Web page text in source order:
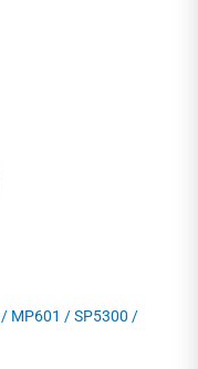
MP601 / SP5300 /